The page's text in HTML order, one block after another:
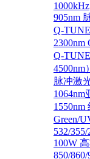
1000kHz
905nm
Q-
2300nm
Q-
4500nm）
脉冲激
Green/
532/355/
100W
850/860/